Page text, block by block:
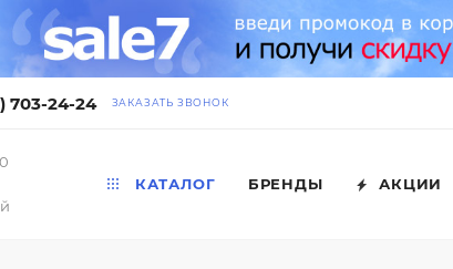
703-24-24 ЗАКАЗАТЬ ЗВОНОК
КАТАЛОГ БРЕНДЫ АКЦИИ